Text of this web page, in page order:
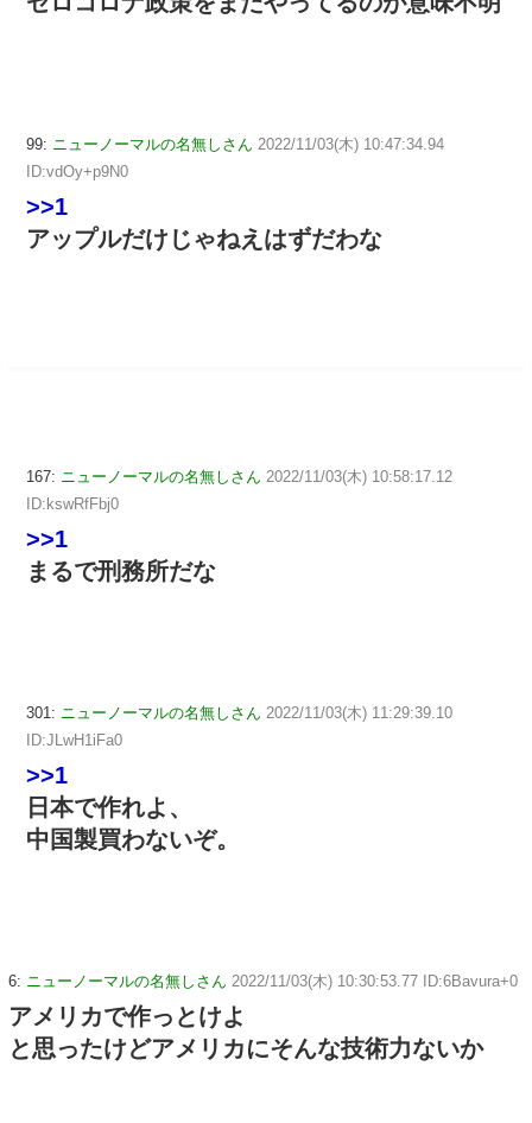
99: ニューノーマルの名無しさん 2022/11/03(木) 10:47:34.94
ID:vdOy+p9N0
>>1
アップルだけじゃねえはずだわな
167: ニューノーマルの名無しさん 2022/11/03(木) 10:58:17.12
ID:kswRfFbj0
>>1
まるで刑務所だな
301: ニューノーマルの名無しさん 2022/11/03(木) 11:29:39.10
ID:JLwH1iFa0
>>1
日本で作れよ、
中国製買わないぞ。
6: ニューノーマルの名無しさん 2022/11/03(木) 10:30:53.77 ID:6Bavura+0
アメリカで作っとけよ
と思ったけどアメリカにそんな技術力ないか